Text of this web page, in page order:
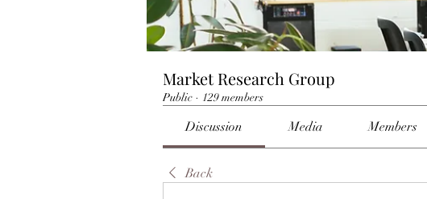
Market Research Group
Public · 129 members
Discussion Media Members
Back